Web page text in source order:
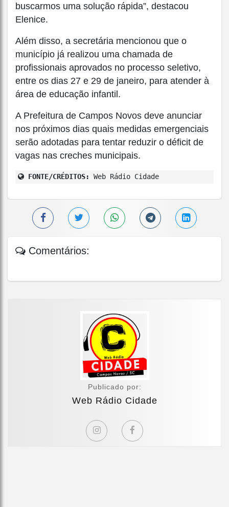
buscarmos uma solução rápida”, destacou
Elenice.
Além disso, a secretária mencionou que o
município já realizou uma chamada de
profissionais aprovados no processo seletivo,
entre os dias 27 e 29 de janeiro, para atender à
área de educação infantil.
A Prefeitura de Campos Novos deve anunciar
nos próximos dias quais medidas emergenciais
serão adotadas para tentar reduzir o déficit de
vagas nas creches municipais.
FONTE/CRÉDITOS: Web Rádio Cidade
Comentários:
Publicado por:
Web Rádio Cidade